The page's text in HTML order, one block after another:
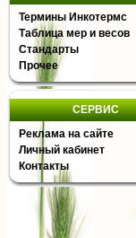
Термины Инкотермс
Таблица мер и весов
Стандарты
Прочее
СЕРВИС
Реклама на сайте
Личный кабинет
Контакты